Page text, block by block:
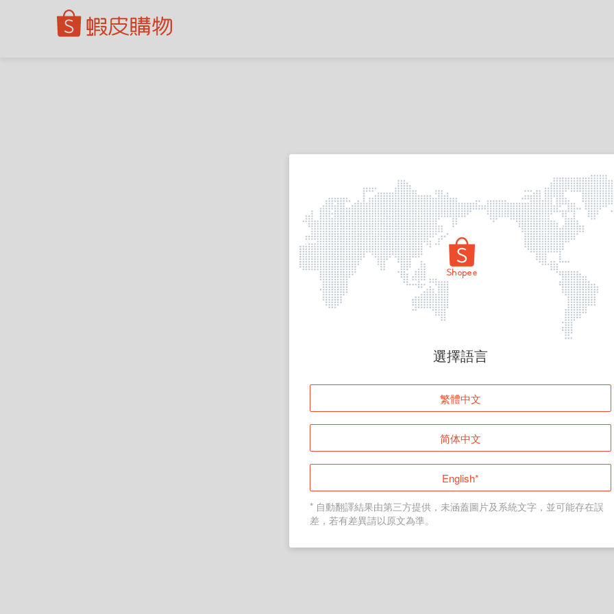
頁面無法顯示
登入
返回首頁
選擇語言
繁體中文
简体中文
English*
* 自動翻譯結果由第三方提供，未涵蓋圖片及系統文字，並可能存在誤
差，若有差異請以原文為準。